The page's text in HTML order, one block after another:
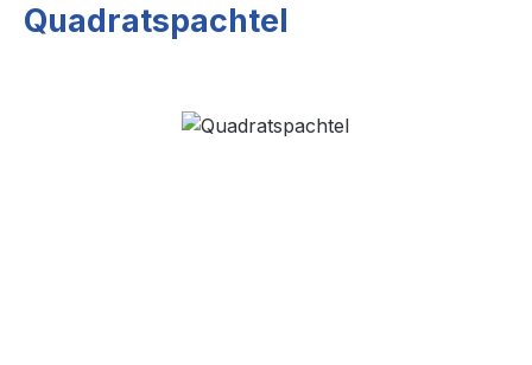
Quadratspachtel
Bildergalerie überspringen